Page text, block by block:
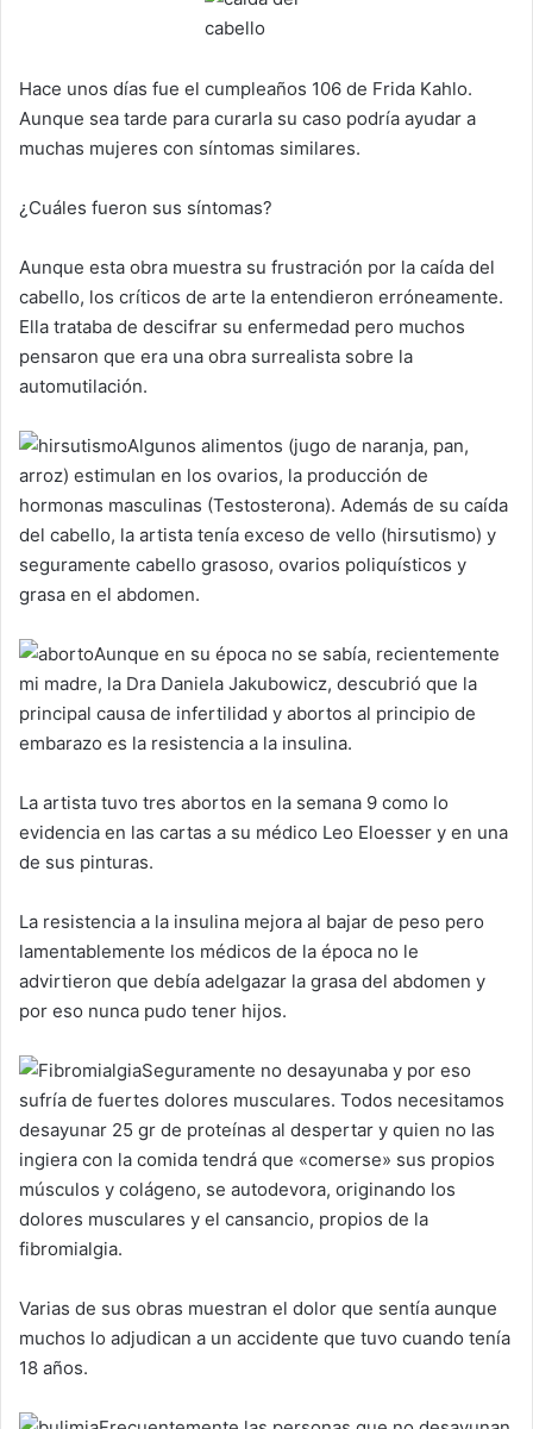
Hace unos días fue el cumpleaños 106 de Frida Kahlo.
Aunque sea tarde para curarla su caso podría ayudar a
muchas mujeres con síntomas similares.
¿Cuáles fueron sus síntomas?
Aunque esta obra muestra su frustración por la caída del
cabello, los críticos de arte la entendieron erróneamente.
Ella trataba de descifrar su enfermedad pero muchos
pensaron que era una obra surrealista sobre la
automutilación.
Algunos alimentos (jugo de naranja, pan,
arroz) estimulan en los ovarios, la producción de
hormonas masculinas (Testosterona). Además de su caída
del cabello, la artista tenía exceso de vello (hirsutismo) y
seguramente cabello grasoso, ovarios poliquísticos y
grasa en el abdomen.
Aunque en su época no se sabía, recientemente
mi madre, la Dra Daniela Jakubowicz, descubrió que la
principal causa de infertilidad y abortos al principio de
embarazo es la resistencia a la insulina.
La artista tuvo tres abortos en la semana 9 como lo
evidencia en las cartas a su médico Leo Eloesser y en una
de sus pinturas.
La resistencia a la insulina mejora al bajar de peso pero
lamentablemente los médicos de la época no le
advirtieron que debía adelgazar la grasa del abdomen y
por eso nunca pudo tener hijos.
Seguramente no desayunaba y por eso
sufría de fuertes dolores musculares. Todos necesitamos
desayunar 25 gr de proteínas al despertar y quien no las
ingiera con la comida tendrá que «comerse» sus propios
músculos y colágeno, se autodevora, originando los
dolores musculares y el cansancio, propios de la
fibromialgia.
Varias de sus obras muestran el dolor que sentía aunque
muchos lo adjudican a un accidente que tuvo cuando tenía
18 años.